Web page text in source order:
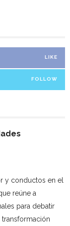
LIKE
FOLLOW
y conductos en el
reúne a
para debatir